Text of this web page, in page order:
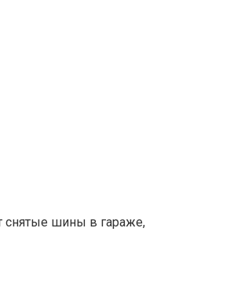
снятые шины в гараже,